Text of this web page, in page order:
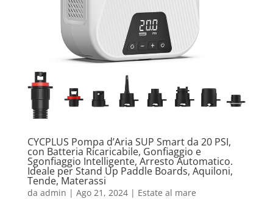
CYCPLUS Pompa d’Aria SUP Smart da 20 PSI,
con Batteria Ricaricabile, Gonfiaggio e
Sgonfiaggio Intelligente, Arresto Automatico.
Ideale per Stand Up Paddle Boards, Aquiloni,
Tende, Materassi
da admin | Ago 21, 2024| Estate al mare